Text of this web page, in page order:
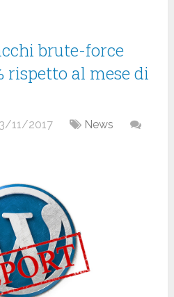
brute-force
rispetto al mese di
11/2017
News